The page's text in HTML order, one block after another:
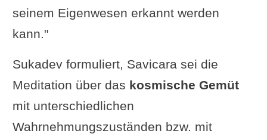
seinem Eigenwesen erkannt werden
kann."
Sukadev formuliert, Savicara sei die
Meditation über das kosmische Gemüt
mit unterschiedlichen
Wahrnehmungszuständen bzw. mit